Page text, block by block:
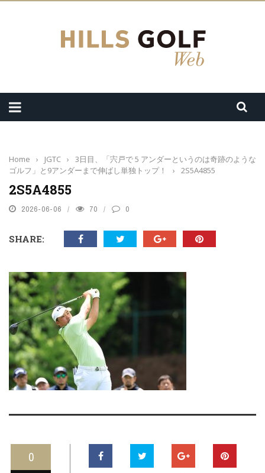
Home › JGTC ›
3日目、「宍戸で 5 アンダーというのは奇跡のような
ゴルフ」と9アンダーまで伸ばし単独トップ！
› 2S5A4855
2S5A4855
2026-06-06 70 0
SHARE:
0